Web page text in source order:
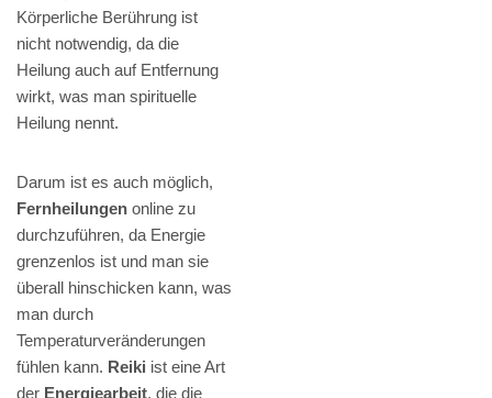
Körperliche Berührung ist
nicht notwendig, da die
Heilung auch auf Entfernung
wirkt, was man spirituelle
Heilung nennt.
Darum ist es auch möglich,
Fernheilungen online zu
durchzuführen, da Energie
grenzenlos ist und man sie
überall hinschicken kann, was
man durch
Temperaturveränderungen
fühlen kann. Reiki ist eine Art
der Energiearbeit, die die